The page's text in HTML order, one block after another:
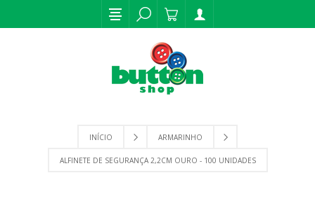
INÍCIO ARMARINHO
ALFINETE DE SEGURANÇA 2,2CM OURO - 100 UNIDADES